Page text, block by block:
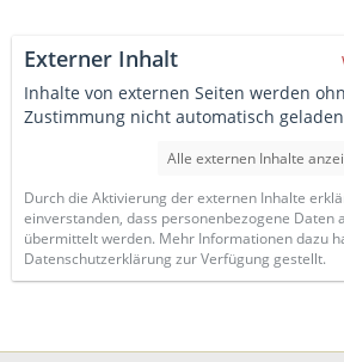
Externer Inhalt
Inhalte von externen Seiten werden
Zustimmung nicht automatisch
Alle externen Inhalte
Durch die Aktivierung der externen Inhalte
einverstanden, dass personenbezogene
übermittelt werden. Mehr Informationen dazu
Datenschutzerklärung zur Verfügung gestellt.